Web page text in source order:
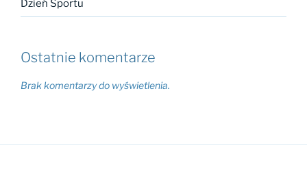
Dzień Sportu
Ostatnie komentarze
Brak komentarzy do wyświetlenia.